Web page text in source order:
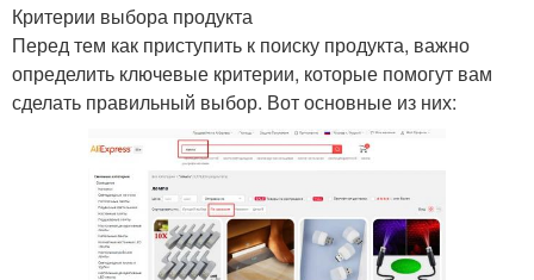
Критерии выбора продукта
Перед тем как приступить к поиску продукта, важно
определить ключевые критерии, которые помогут вам
сделать правильный выбор. Вот основные из них: